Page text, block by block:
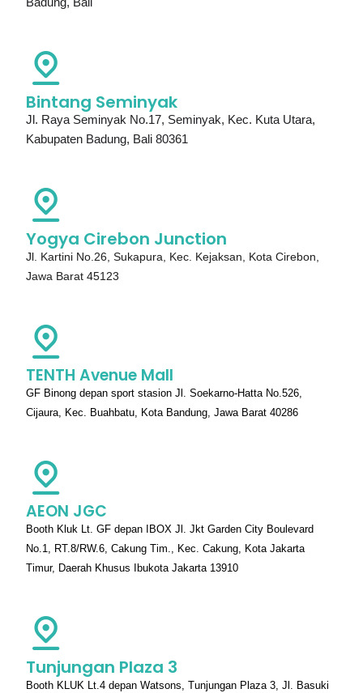
Badung, Bali
Bintang Seminyak
Jl. Raya Seminyak No.17, Seminyak, Kec. Kuta Utara,
Kabupaten Badung, Bali 80361
Yogya Cirebon Junction
Jl. Kartini No.26, Sukapura, Kec. Kejaksan, Kota Cirebon,
Jawa Barat 45123
TENTH Avenue Mall
GF Binong depan sport stasion Jl. Soekarno-Hatta No.526,
Cijaura, Kec. Buahbatu, Kota Bandung, Jawa Barat 40286
AEON JGC
Booth Kluk Lt. GF depan IBOX Jl. Jkt Garden City Boulevard
No.1, RT.8/RW.6, Cakung Tim., Kec. Cakung, Kota Jakarta
Timur, Daerah Khusus Ibukota Jakarta 13910
Tunjungan Plaza 3
Booth KLUK Lt.4 depan Watsons, Tunjungan Plaza 3, Jl. Basuki